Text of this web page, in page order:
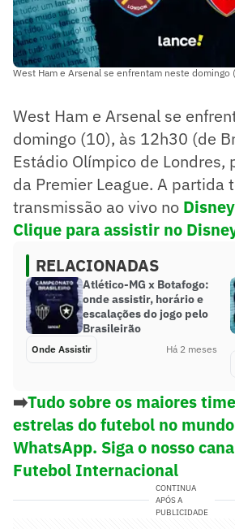
West Ham e Arsenal se enfrentam neste domingo
West Ham e Arsenal se
domingo (10), às 12h30 (de
Estádio Olímpico de Londres,
da Premier League. A partida
transmissão ao vivo no
Clique para assistir no
RELACIONADAS
Atlético-MG x Botafogo:
onde assistir, horário e
escalações do jogo pelo
Brasileirão
Onde Assistir Há 2 meses
➡️Tudo sobre os maiores
estrelas do futebol no
WhatsApp. Siga o nosso
Futebol Internacional
CONTINUA
APÓS A
PUBLICIDADE